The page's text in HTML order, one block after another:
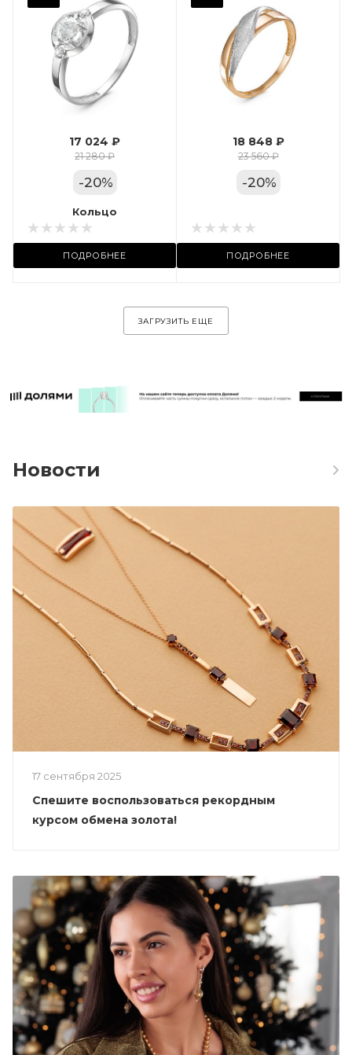
17 024 ₽
21 280 ₽
-20%
Кольцо
ПОДРОБНЕЕ
Вес драгметалла
Марка (бренд)
Дельта
Фианит
Цвет золота
КРАС
Местоположение:
ул. Пушкинская, 11А
18 848 ₽
23 560 ₽
-20%
ПОДРОБНЕЕ
ЗАГРУЗИТЬ ЕЩЕ
Новости
17 сентября 2025
Спешите воспользоваться рекордным
курсом обмена золота!